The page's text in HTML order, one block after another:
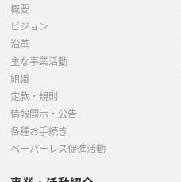
概要
ビジョン
沿革
主な事業活動
組織
定款・規則
情報開示・公告
各種お手続き
ペーパーレス促進活動